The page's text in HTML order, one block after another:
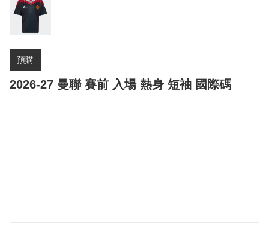
預購
2026-27 曼聯 賽前 入場 熱身 短袖 國際碼